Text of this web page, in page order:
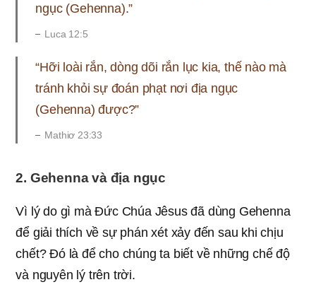
ngục (Gehenna).”
Luca 12:5
“Hỡi loài rắn, dòng dõi rắn lục kia, thế nào mà
tránh khỏi sự đoán phạt nơi địa ngục
(Gehenna) được?”
Mathiơ 23:33
2. Gehenna và địa ​ngục
Vì lý do gì mà Đức Chúa Jêsus đã dùng Gehenna
để giải thích về sự phán xét xảy đến sau khi chịu
chết? Đó là để cho chúng ta biết về những chế độ
và nguyên lý trên trời.